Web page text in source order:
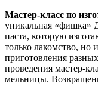
Мастер-класс по
уникальная «фишка»
паста, которую
только лакомство, но
приготовления
проведения мастер-
мельницы.